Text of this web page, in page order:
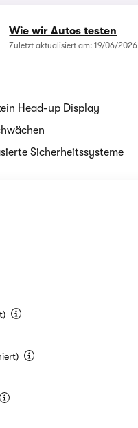
Wie wir Autos testen
Zuletzt aktualisiert am: 19/06/2026
Head-up Display
Sicherheitssysteme